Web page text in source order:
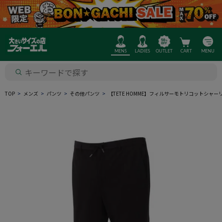
MENS LADIES OUTLET CART MENU
TOP メンズ パンツ その他パンツ 【TETE HOMME】フィルサーモトリコットシャ